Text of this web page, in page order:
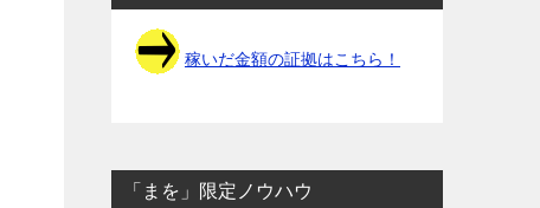
稼いだ金額の証拠はこちら！
「まを」限定ノウハウ